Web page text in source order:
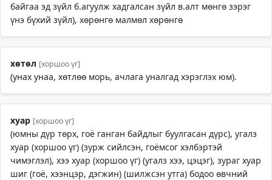
байгаа эд зүйл б.агуулж хадгалсан зүйл в.алт мөнгө зэрэг
үнэ бүхий зүйл), хөрөнгө малмөл хөрөнгө
хөтөл [хоршоо үг]
(унах унаа, хөтлөө морь, ачлага уналгад хэрэглэх юм).
хуар [хоршоо үг]
(юмны дүр төрх, гоё ганган байдлыг буулгасан дүрс), угалз
хуар (хоршоо үг) (зурж сийлсэн, гоёмсог хэлбэртэй
чимэглэл), хээ хуар (хоршоо үг) (угалз хээ, цэцэг), зураг хуар
шиг (гоё, хээнцэр, дэгжин) (шилжсэн утга) бодоо өвчний